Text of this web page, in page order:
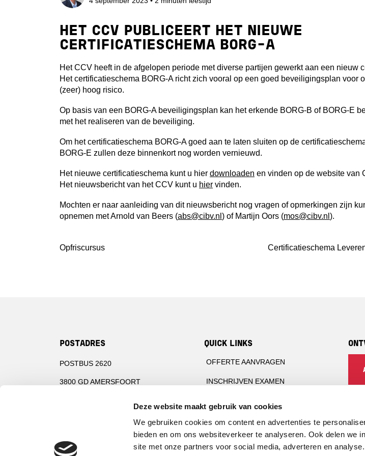
Deze website maakt gebruik van cookies
We gebruiken cookies om content en advertenties te
bieden en om ons websiteverkeer te analyseren. Ook delen we
site met onze partners voor social media, adverteren en
HET CCV PUBLICEERT HET NIEUWE
CERTIFICATIESCHEMA BORG-A
Het CCV heeft in de afgelopen periode met diverse partijen gewerkt aan een nieuw
Het certificatieschema BORG-A richt zich vooral op een goed beveiligingsplan voor
(zeer) hoog risico.
Op basis van een BORG-A beveiligingsplan kan het erkende BORG-B of BORG-E
met het realiseren van de beveiliging.
Om het certificatieschema BORG-A goed aan te laten sluiten op de
BORG-E zullen deze binnenkort nog worden vernieuwd.
Het nieuwe certificatieschema kunt u hier downloaden en vinden op de website van
Het nieuwsbericht van het CCV kunt u hier vinden.
Mochten er naar aanleiding van dit nieuwsbericht nog vragen of opmerkingen zijn
opnemen met Arnold van Beers (abs@cibv.nl ) of Martijn Oors (mos@cibv.nl ).
Opfriscursus
Certificatieschema
POSTADRES
POSTBUS 2620
3800 GD AMERSFOORT
3821 BB AMERSFOORT
QUICK LINKS
OFFERTE AANVRAGEN
INSCHRIJVEN EXAMEN
CIBV CERTIFICATEN PORTAL
AFKORTINGEN